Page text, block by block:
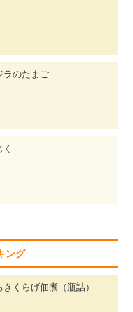
のたまご
ング
くらげ佃煮（瓶詰）